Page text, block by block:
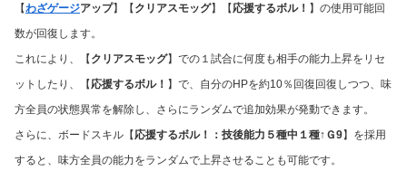
【わざゲージアップ】【クリアスモッグ】【応援するボル！ 】の使用可能回
数が回復します。
これにより、【クリアスモッグ】での１試合に何度も相手の能力上昇をリセ
ットしたり、【応援するボル！ 】で、自分のHPを約10％回復回復しつつ、味
方全員の状態異常を解除し、さらにランダムで追加効果が発動できます。
さらに、ボードスキル【応援するボル！：技後能力５種中１種↑Ｇ9】を採用
すると、味方全員の能力をランダムで上昇させることも可能です。